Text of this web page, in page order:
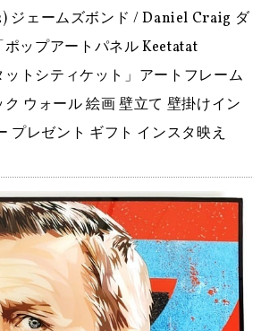
ジェームズボンド / Daniel Craig ダ
ップアートパネル Keetatat
トシティケット」アートフレーム
ウォール 絵画 壁立て 壁掛けイン
プレゼント ギフト インスタ映え